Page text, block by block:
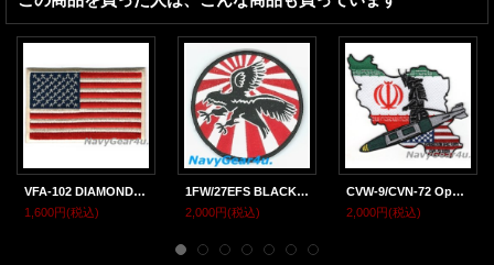
VFA-102 DIAMONDBACKS THROWBACK星条旗パッチ（ベルクロ有無）
1,600円(税込)
1FW/27EFS BLACK FALCON 2012-13年嘉手納展開記念部隊パッチ（Ver.2/ベルクロ付き）
2,000円(税込)
CVW-9/CVN-72 Operation Epic Fury作戦クルーズ2026記念パッチ
2,000円(税込)